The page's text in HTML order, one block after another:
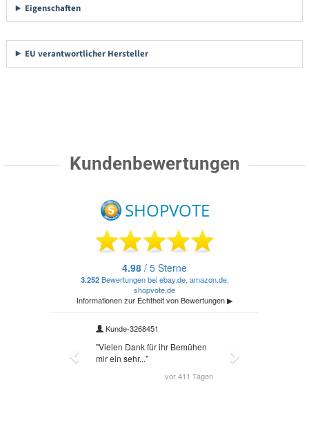
Eigenschaften
EU verantwortlicher Hersteller
Kundenbewertungen